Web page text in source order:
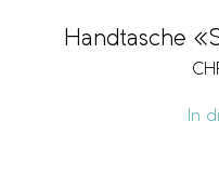
Handtasche
In